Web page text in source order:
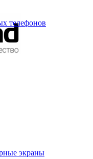
телефонов
экраны